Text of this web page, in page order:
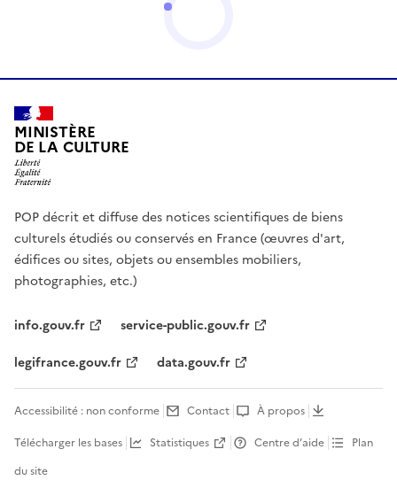
MINISTÈRE
DE LA CULTURE
POP décrit et diffuse des notices scientifiques de biens
culturels étudiés ou conservés en France (œuvres d'art,
édifices ou sites, objets ou ensembles mobiliers,
photographies, etc.)
info.gouv.fr
service-public.gouv.fr
legifrance.gouv.fr
data.gouv.fr
Accessibilité : non conforme Contact
À propos
Télécharger les bases
Statistiques Centre d’aide
Plan
du site